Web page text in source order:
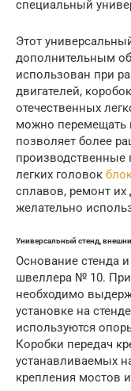
специальный
Этот
дополнительным
использован при
двигателей,
отечественных
можно перемещать
позволяет более
производственные
легких головок
сплавов, ремонт их
желательно
Универсальный стенд,
Основание стенда
швеллера № 10. При
необходимо
установке на
используются
Коробки передач
устанавливаемых
крепления мостов